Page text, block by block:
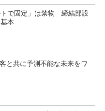
トで固定」は禁物 締結部設
本
と共に予測不能な未来をワ